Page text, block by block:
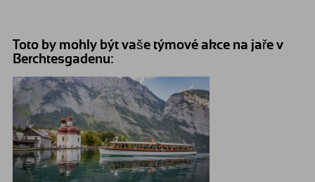
Toto by mohly být vaše týmové akce na jaře v
Berchtesgadenu: